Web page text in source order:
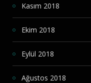
Kasım 2018
Ekim 2018
Eylül 2018
Ağustos 2018